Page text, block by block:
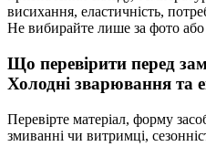
висихання, еластичність,
Не вибирайте лише за фото
Що перевірити перед
Холодні зварювання та
Перевірте матеріал, форму
змиванні чи витримці,